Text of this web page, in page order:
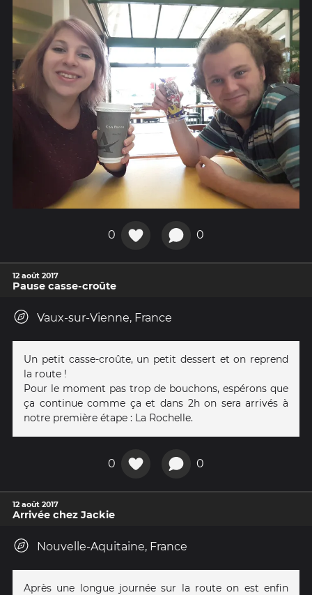
0 0
12 août 2017
Pause casse-croûte
Vaux-sur-Vienne, France
Un petit casse-croûte, un petit dessert et on reprend
la route !
Pour le moment pas trop de bouchons, espérons que
ça continue comme ça et dans 2h on sera arrivés à
notre première étape : La Rochelle.
0 0
12 août 2017
Arrivée chez Jackie
Nouvelle-Aquitaine, France
Après une longue journée sur la route on est enfin